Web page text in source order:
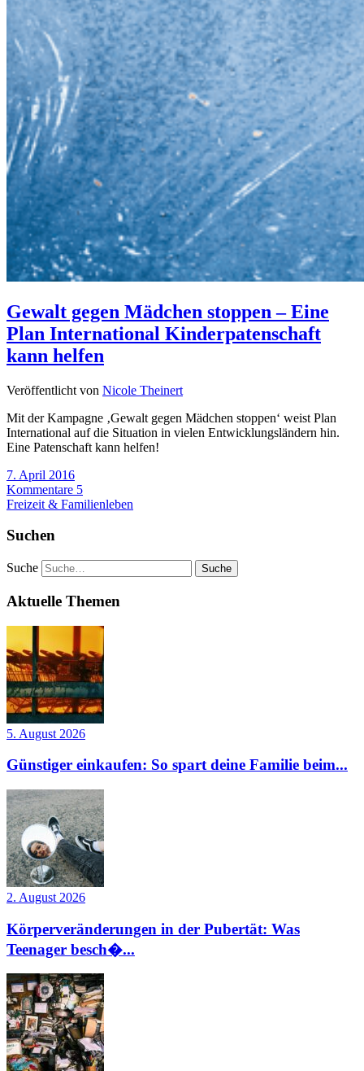
Gewalt gegen Mädchen stoppen – Eine
Plan International Kinderpatenschaft
kann helfen
Veröffentlicht von Nicole Theinert
Mit der Kampagne ‚Gewalt gegen Mädchen stoppen‘ weist Plan
International auf die Situation in vielen Entwicklungsländern hin.
Eine Patenschaft kann helfen!
7. April 2016
Kommentare 5
Freizeit & Familienleben
Suchen
Suche
Aktuelle Themen
5. August 2026
Günstiger einkaufen: So spart deine Familie beim...
2. August 2026
Körperveränderungen in der Pubertät: Was
Teenager besch�...